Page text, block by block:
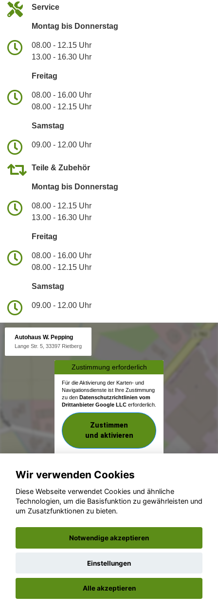
Service
Montag bis Donnerstag
08.00 - 12.15 Uhr
13.00 - 16.30 Uhr
Freitag
08.00 - 16.00 Uhr
08.00 - 12.15 Uhr
Samstag
09.00 - 12.00 Uhr
Teile & Zubehör
Montag bis Donnerstag
08.00 - 12.15 Uhr
13.00 - 16.30 Uhr
Freitag
08.00 - 16.00 Uhr
08.00 - 12.15 Uhr
Samstag
09.00 - 12.00 Uhr
Autohaus W. Pepping
Lange Str. 5, 33397 Rietberg
Zustimmung erforderlich
Für die Aktivierung der Karten- und
Navigationsdienste ist Ihre Zustimmung
zu den Datenschutzrichtlinien vom
Drittanbieter Google LLC erforderlich.
Zustimmen
und aktivieren
© konjunkturmotor.de GmbH 2020 - 2026
Wir verwenden Cookies
Diese Webseite verwendet Cookies und ähnliche
Technologien, um die Basisfunktion zu gewährleisten und
um Zusatzfunktionen zu bieten.
Notwendige akzeptieren
Einstellungen
Alle akzeptieren